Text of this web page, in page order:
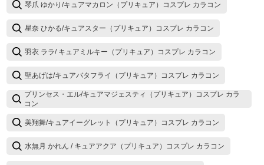
琴爪 ゆかり/キュアマカロン（プリキュア）コスプレ カラコン
星奈 ひかる/キュアスター（プリキュア）コスプレ カラコン
羽衣 ララ/ キュアミルキー（プリキュア）コスプレ カラコン
聖あげは/キュアバタフライ（プリキュア）コスプレ カラコン
プリンセス・エル/キュアマジェスティ（プリキュア）コスプレ カラ
コン
美翔舞/キュアイーグレット（プリキュア）コスプレ カラコン
水無月 かれん / キュアアクア（プリキュア）コスプレ カラコン